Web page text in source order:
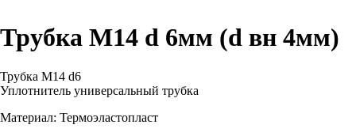
Трубка М14 d 6мм (d вн 4мм)
Трубка М14 d6
Уплотнитель универсальный трубка
Материал: Термоэластопласт